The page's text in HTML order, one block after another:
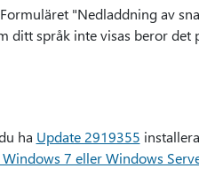
"Nedladdning av
språk inte visas beror det
ha Update 2919355
Windows 7 eller Windows